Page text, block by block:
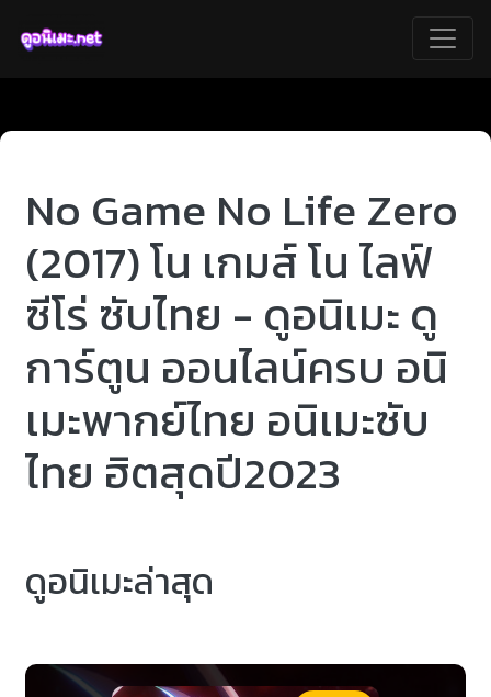
No Game No Life Zero
(2017) โน เกมส์ โน ไลฟ์
ซีโร่ ซับไทย - ดูอนิเมะ ดู
การ์ตูน ออนไลน์ครบ อนิ
เมะพากย์ไทย อนิเมะซับ
ไทย ฮิตสุดปี2023
ดูอนิเมะล่าสุด